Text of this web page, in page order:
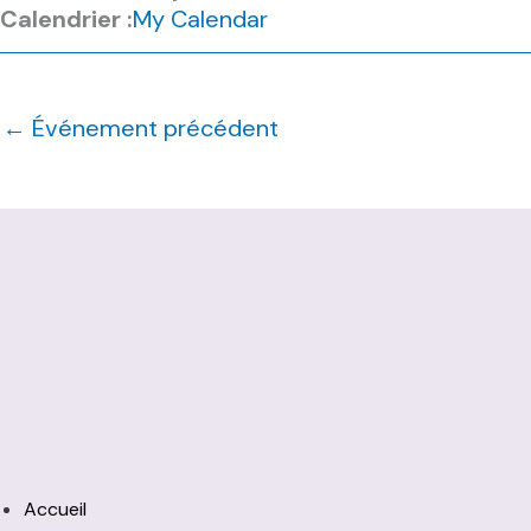
Calendrier :My Calendar
← Événement précédent
Accueil